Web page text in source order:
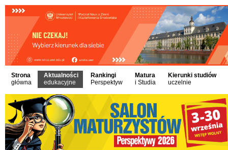
Strona
główna
Aktualności
edukacyjne
Rankingi
Perspektyw
Matura
i Studia
Kierunki studiów
uczelnie